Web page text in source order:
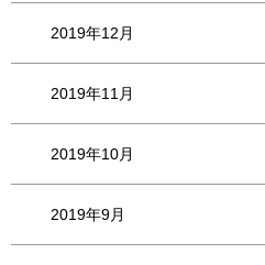
2019年12月
2019年11月
2019年10月
2019年9月